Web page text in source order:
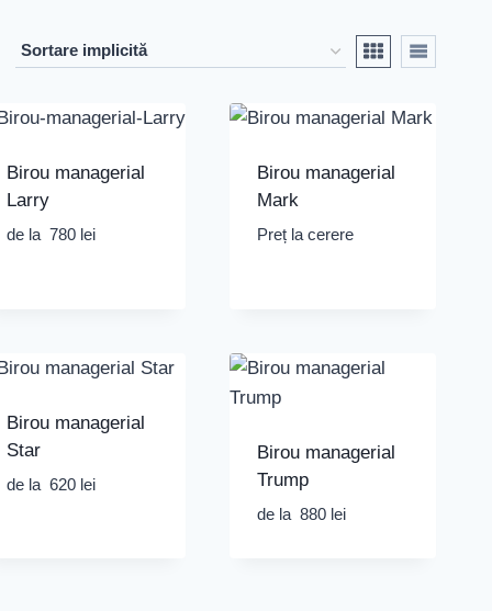
Birou managerial
Larry
de la 780 lei
Birou managerial
Mark
Preț la cerere
Birou managerial
Star
de la 620 lei
Birou managerial
Trump
de la 880 lei